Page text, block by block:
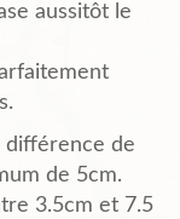
aussitôt le
différence de
de 5cm.
3.5cm et 7.5